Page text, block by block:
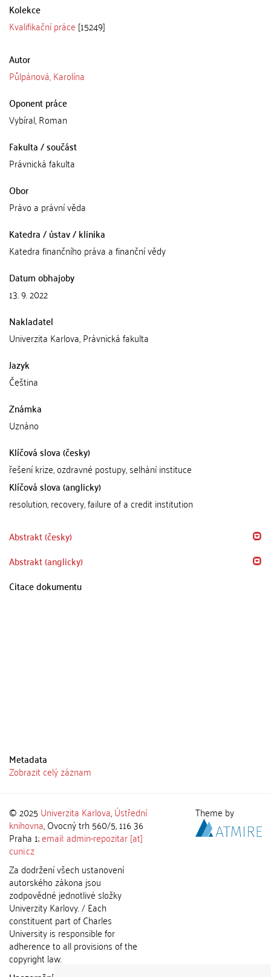
Kolekce
Kvalifikační práce [15249]
Autor
Půlpánová, Karolína
Oponent práce
Vybíral, Roman
Fakulta / součást
Právnická fakulta
Obor
Právo a právní věda
Katedra / ústav / klinika
Katedra finančního práva a finanční vědy
Datum obhajoby
13. 9. 2022
Nakladatel
Univerzita Karlova, Právnická fakulta
Jazyk
Čeština
Známka
Uznáno
Klíčová slova (česky)
řešení krize, ozdravné postupy, selhání instituce
Klíčová slova (anglicky)
resolution, recovery, failure of a credit institution
Abstrakt (česky)
Abstrakt (anglicky)
Citace dokumentu
Metadata
Zobrazit celý záznam
© 2025 Univerzita Karlova,Ústřední
knihovna, Ovocný trh 560/5, 116 36
Praha 1;email: admin-repozitar [at]
cuni.cz
Za dodržení všech ustanovení
autorského zákona jsou
zodpovědné jednotlivé složky
Univerzity Karlovy. / Each
constituent part of Charles
University is responsible for
adherence to all provisions of the
copyright law.
Theme by